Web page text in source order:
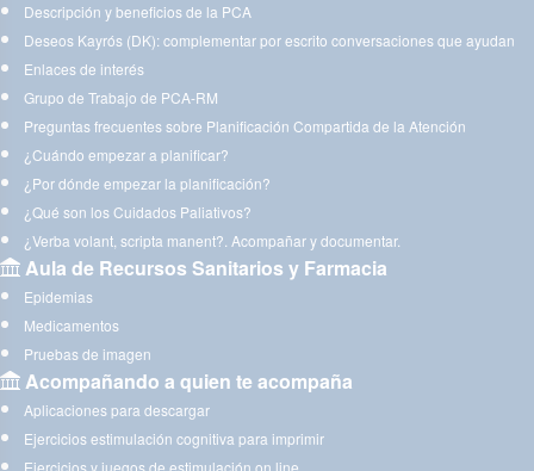
Descripción y beneficios de la PCA
Deseos Kayrós (DK): complementar por escrito conversaciones que ayudan
Enlaces de interés
Grupo de Trabajo de PCA-RM
Preguntas frecuentes sobre Planificación Compartida de la Atención
¿Cuándo empezar a planificar?
¿Por dónde empezar la planificación?
¿Qué son los Cuidados Paliativos?
¿Verba volant, scripta manent?. Acompañar y documentar.
Aula de Recursos Sanitarios y Farmacia
Epidemias
Medicamentos
Pruebas de imagen
Acompañando a quien te acompaña
Aplicaciones para descargar
Ejercicios estimulación cognitiva para imprimir